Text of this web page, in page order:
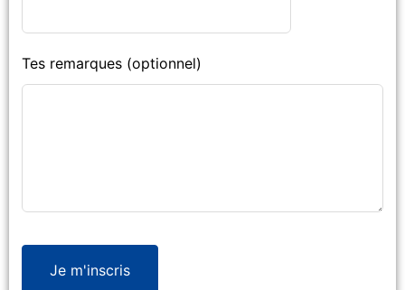
Tes remarques (optionnel)
Je m'inscris